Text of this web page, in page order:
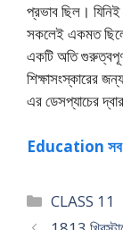
প্রভাব ছিল।
সকলেই একমত
একটি অতি
শিক্ষাসংস্কারের
এর ডেসপ্যাচের
Education সব
Categories
CLASS 11